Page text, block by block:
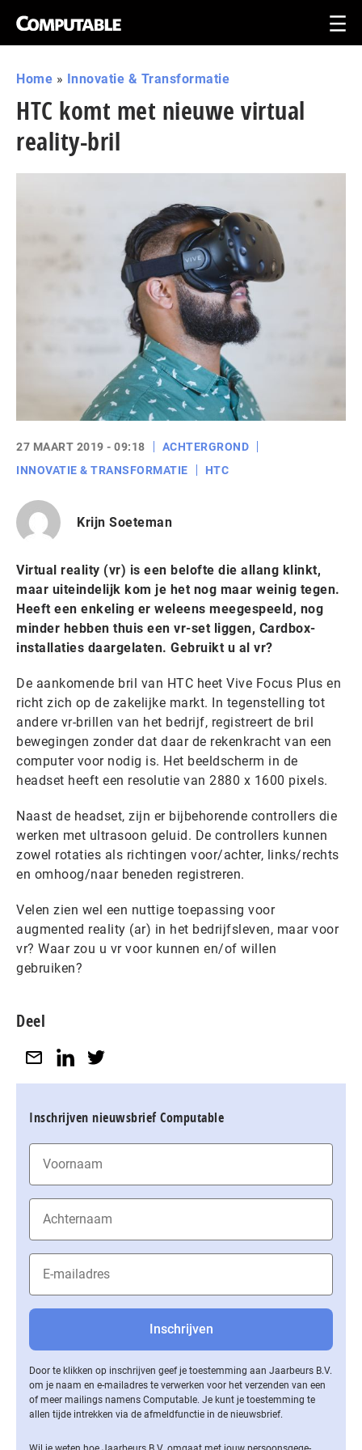
Home » Innovatie & Transformatie
HTC komt met nieuwe virtual
reality-bril
27 MAART 2019 - 09:18
ACHTERGROND
INNOVATIE & TRANSFORMATIE
HTC
Krijn Soeteman
Virtual reality (vr) is een belofte die allang klinkt,
maar uiteindelijk kom je het nog maar weinig tegen.
Heeft een enkeling er weleens meegespeeld, nog
minder hebben thuis een vr-set liggen, Cardbox-
installaties daargelaten. Gebruikt u al vr?
De aankomende bril van HTC heet Vive Focus Plus en
richt zich op de zakelijke markt. In tegenstelling tot
andere vr-brillen van het bedrijf, registreert de bril
bewegingen zonder dat daar de rekenkracht van een
computer voor nodig is. Het beeldscherm in de
headset heeft een resolutie van 2880 x 1600 pixels.
Naast de headset, zijn er bijbehorende controllers die
werken met ultrasoon geluid. De controllers kunnen
zowel rotaties als richtingen voor/achter, links/rechts
en omhoog/naar beneden registreren.
Velen zien wel een nuttige toepassing voor
augmented reality (ar) in het bedrijfsleven, maar voor
vr? Waar zou u vr voor kunnen en/of willen
gebruiken?
Deel
Inschrijven nieuwsbrief Computable
Door te klikken op inschrijven geef je toestemming aan Jaarbeurs B.V.
om je naam en e-mailadres te verwerken voor het verzenden van een
of meer mailings namens Computable. Je kunt je toestemming te
allen tijde intrekken via de af­meld­func­tie in de nieuwsbrief.